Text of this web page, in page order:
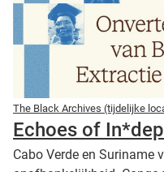
The Black Archives (tijdelijke
Echoes of
Cabo Verde en